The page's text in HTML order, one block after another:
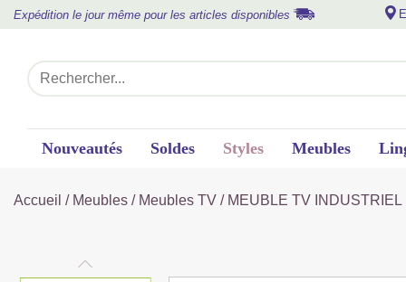
Expédition le jour même pour les articles disponibles
Nouveautés Soldes Styles Meubles
Accueil / Meubles / Meubles TV / MEUBLE TV